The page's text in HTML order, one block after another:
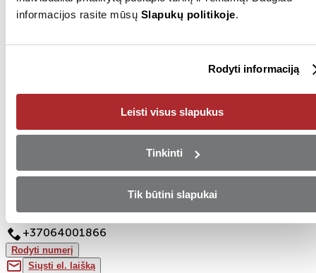
informacijos rasite mūsų Slapukų politikoje.
Rodyti informaciją
Leisti visus slapukus
Tinkinti
Tik būtini slapukai
Pilka
Techninė apžiūra iki2025-03
Rodyti visus (34)
+37064001866
Rodyti numerį
Siųsti el. laišką